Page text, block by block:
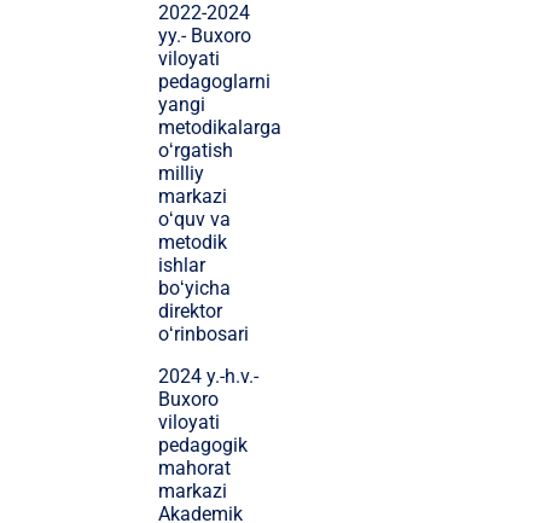
2022-2024
yy.- Buxoro
viloyati
pedagoglarni
yangi
metodikalarga
oʻrgatish
milliy
markazi
oʻquv va
metodik
ishlar
boʻyicha
direktor
oʻrinbosari
2024 y.-h.v.-
Buxoro
viloyati
pedagogik
mahorat
markazi
Akademik